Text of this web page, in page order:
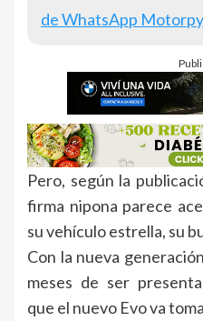
de WhatsApp Motorpy
Pero, según la
firma nipona parece
su vehículo estrella, su
Con la nueva
meses de ser
que el nuevo Evo va